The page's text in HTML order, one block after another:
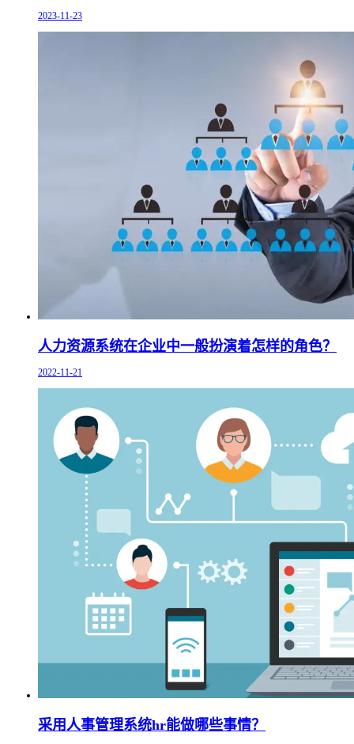
2023-11-23
人力资源系统在企业中一般扮演着怎样的角色？
2022-11-21
采用人事管理系统hr能做哪些事情？